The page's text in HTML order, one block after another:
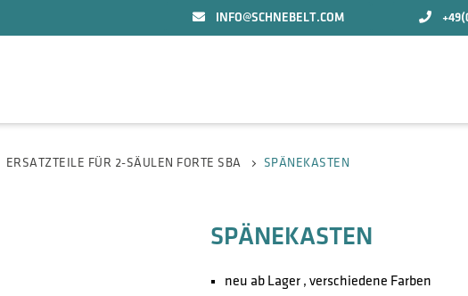
INFO@SCHNEBELT.COM
ERSATZTEILE FÜR 2-SÄULEN FORTE SBA SPÄNEKASTEN
SPÄNEKASTEN
neu ab Lager , verschiedene Farben